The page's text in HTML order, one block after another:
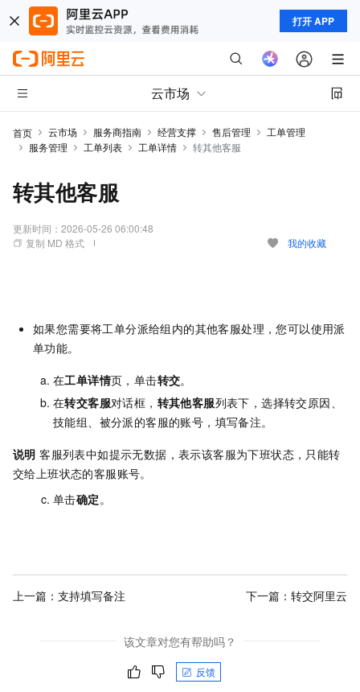
打开 APP
云市场
首页 云市场 服务商指南 经营支撑 售后管理
工单管理
服务管理
工单列表 工单详情 转其他客服
转其他客服
更新时间： 2026-05-26 06:00:48
复制 MD 格式
我的收藏
如果您需要将工单分派给组内的其他客服处理，您可以使用派
单功能。
在工单详情页，单击转交。
在转交客服对话框， 转其他客服列表下，选择转交原因、
技能组、被分派的客服的账号，填写备注。
说明 客服列表中如提示无数据，表示该客服为下班状态，只能转
交给上班状态的客服账号。
单击确定 。
上一篇： 支持填写备注 下一篇： 转交阿里云
该文章对您有帮助吗？
反馈